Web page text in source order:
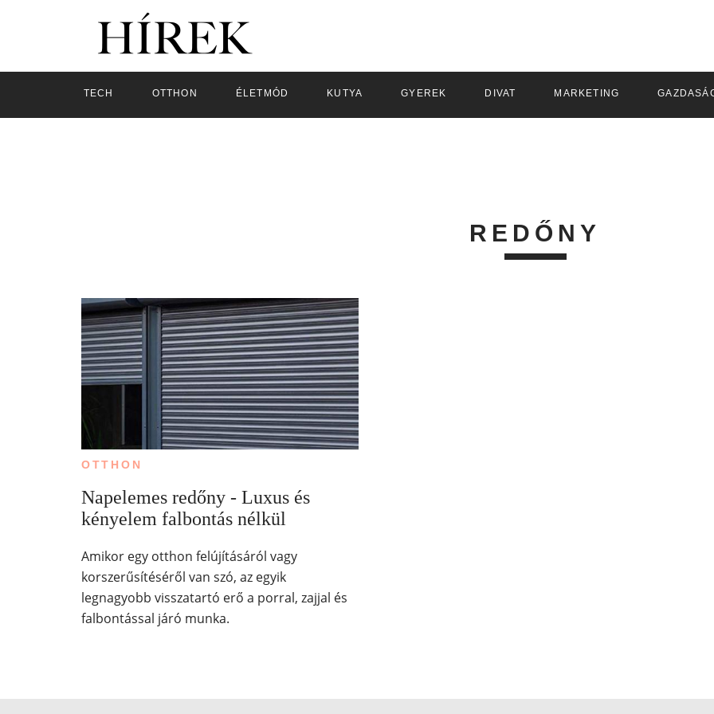
TECH OTTHON ÉLETMÓD KUTYA GYEREK DIVAT MARKETING
REDŐNY
OTTHON
Napelemes redőny - Luxus és
kényelem falbontás nélkül
Amikor egy otthon felújításáról vagy
korszerűsítéséről van szó, az egyik
legnagyobb visszatartó erő a porral, zajjal és
falbontással járó munka.